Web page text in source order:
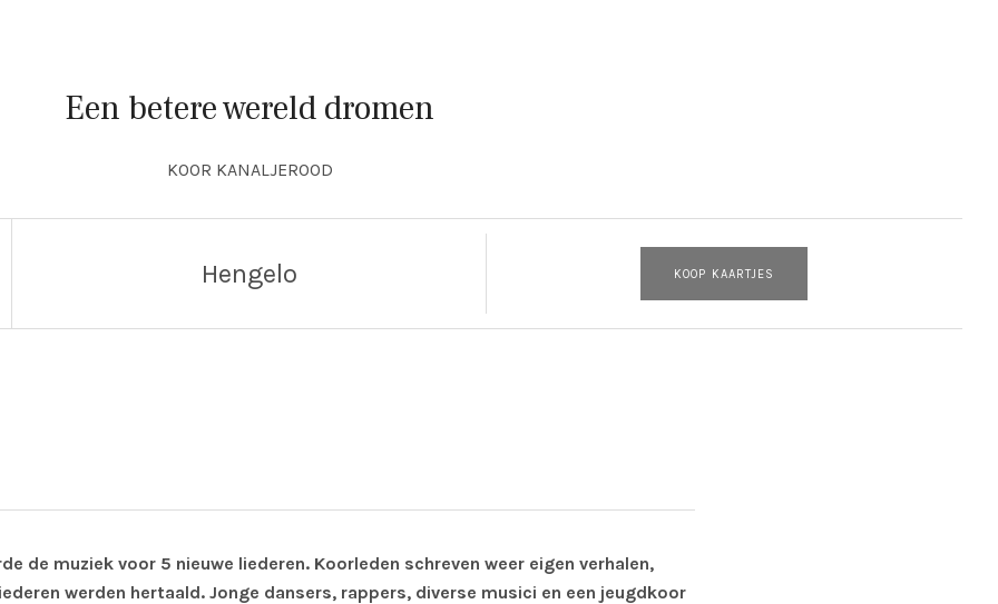
Een betere wereld dromen
KOOR KANALJEROOD
Hengelo KOOP KAARTJES
de muziek voor 5 nieuwe liederen. Koorleden schreven weer eigen verhalen,
werden hertaald. Jonge dansers, rappers, diverse musici en een jeugdkoor